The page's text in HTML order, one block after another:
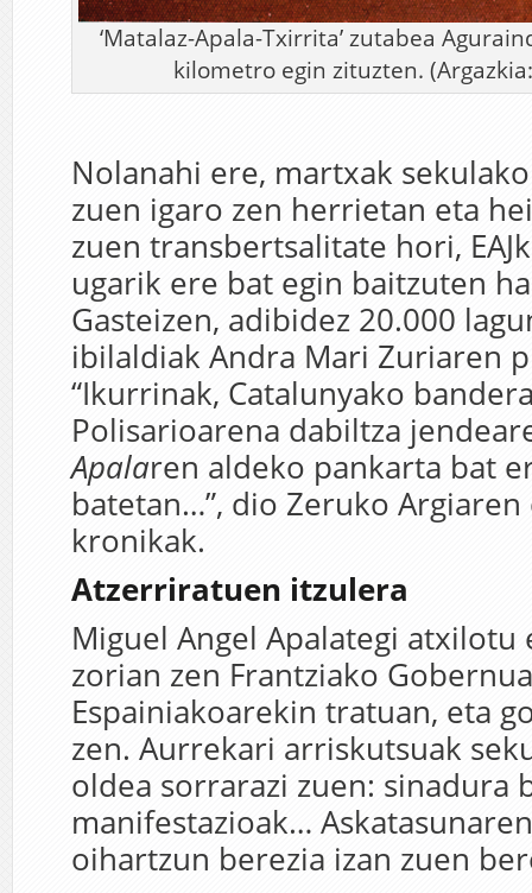
‘Matalaz-Apala-Txirrita’ zutabea
kilometro egin zituzten.
Nolanahi ere, martxak
zuen igaro zen herrietan eta
zuen transbertsalitate hori,
ugarik ere bat egin baitzuten
Gasteizen, adibidez 20.000
ibilaldiak Andra Mari Zuriaren
“Ikurrinak, Catalunyako
Polisarioarena dabiltza
Apalaren aldeko pankarta bat
batetan…”, dio Zeruko
kronikak.
Atzerriratuen itzulera
Miguel Angel Apalategi atxilotu
zorian zen Frantziako
Espainiakoarekin tratuan, eta
zen. Aurrekari arriskutsuak
oldea sorrarazi zuen: sinadura
manifestazioak…
oihartzun berezia izan zuen